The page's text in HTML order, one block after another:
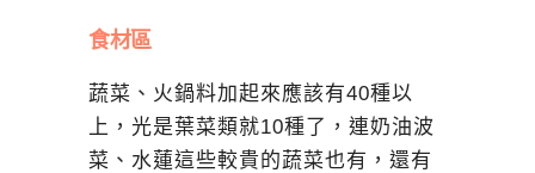
食材區
蔬菜、火鍋料加起來應該有40種以
上，光是葉菜類就10種了，連奶油波
菜、水蓮這些較貴的蔬菜也有，還有